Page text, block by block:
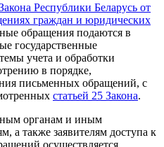
Республики Беларусь от
граждан и юридических
обращения подаются в
государственные
учета и обработки
в порядке,
письменных обращений, с
статьей 25 Закона.
органам и иным
а также заявителям доступа к
осуществляется